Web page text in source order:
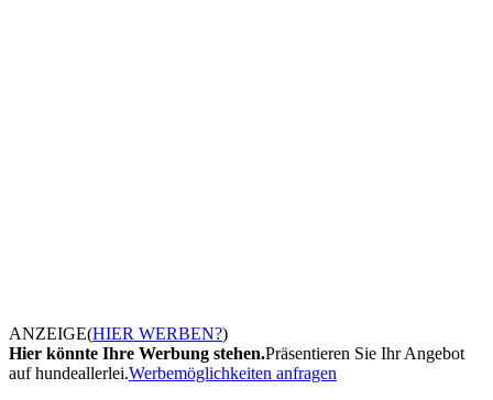
ANZEIGE(HIER WERBEN?)
Hier könnte Ihre Werbung stehen.Präsentieren Sie Ihr Angebot
auf hundeallerlei.Werbemöglichkeiten anfragen